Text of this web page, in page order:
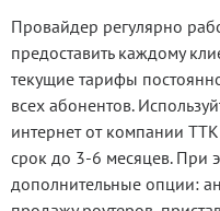
Провайдер регулярно
предоставить каждому
текущие тарифы
всех абонентов.
интернет от компании
срок до 3-6 месяцев. При
дополнительные опции: